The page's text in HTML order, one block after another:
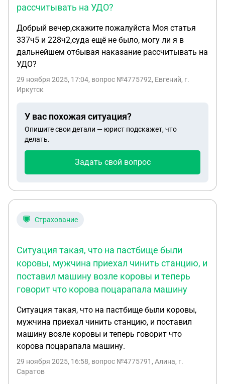
рассчитывать на УДО?
Добрый вечер,скажите пожалуйста Моя статья
337ч5 и 228ч2,суда ещё не было, могу ли я в
дальнейшем отбывая наказание рассчитывать на
УДО?
29 ноября 2025, 17:04, вопрос №4775792, Евгений, г.
Иркутск
У вас похожая ситуация?
Опишите свои детали — юрист подскажет, что
делать.
Задать свой вопрос
Страхование
Ситуация такая, что на пастбище были
коровы, мужчина приехал чинить станцию, и
поставил машину возле коровы и теперь
говорит что корова поцарапала машину
Ситуация такая, что на пастбище были коровы,
мужчина приехал чинить станцию, и поставил
машину возле коровы и теперь говорит что
корова поцарапала машину.
29 ноября 2025, 16:58, вопрос №4775791, Алина, г.
Саратов